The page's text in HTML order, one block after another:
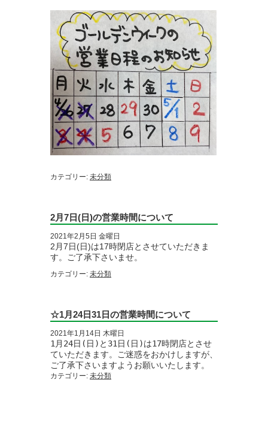
カテゴリー: 未分類
2月7日(日)の営業時間について
2021年2月5日 金曜日
2月7日(日)は17時閉店とさせていただきま
す。ご了承下さいませ。
カテゴリー: 未分類
☆1月24日31日の営業時間について
2021年1月14日 木曜日
1月24日(日)と31日(日)は17時閉店とさせ
ていただきます。ご迷惑をおかけしますが、
ご了承下さいますようお願いいたします。
カテゴリー: 未分類